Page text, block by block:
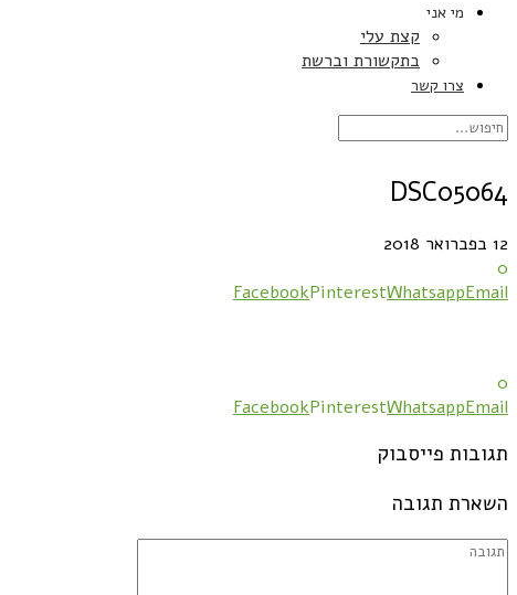
מי אני
קצת עלי
בתקשורת וברשת
צרו קשר
DSC05064
12 בפברואר 2018
0
FacebookPinterestWhatsappEmail
0
FacebookPinterestWhatsappEmail
תגובות פייסבוק
השארת תגובה